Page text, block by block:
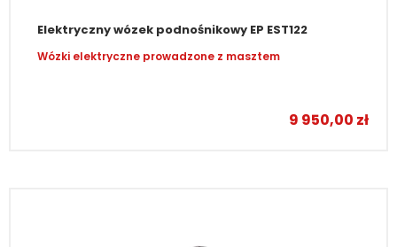
Elektryczny wózek podnośnikowy EP EST122
Wózki elektryczne prowadzone z masztem
9 950,00 zł